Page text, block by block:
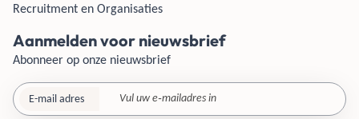
Recruitment en Organisaties
Aanmelden voor nieuwsbrief
Abonneer op onze nieuwsbrief
E-mail adres